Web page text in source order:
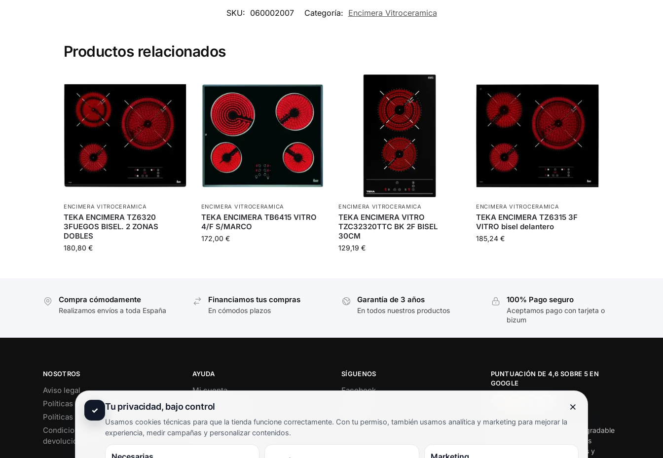
SKU: 060002007 Categoría: Encimera Vitroceramica
Productos relacionados
ENCIMERA VITROCERAMICA
TEKA ENCIMERA TZ6320
3FUEGOS BISEL. 2 ZONAS
DOBLES
180,80 €
ENCIMERA VITROCERAMICA
TEKA ENCIMERA TB6415 VITRO
4/F S/MARCO
172,00 €
ENCIMERA VITROCERAMICA
TEKA ENCIMERA VITRO
TZC32320TTC BK 2F BISEL
30CM
129,19€
ENCIMERA VITROCERAMICA
TEKA ENCIMERA TZ6315 3F
VITRO bisel delantero
185,24€
Compra cómodamente
Realizamos envíos a toda España
Financiamos tus compras
En cómodos plazos
Garantía de 3 años
En todos nuestros productos
100% Pago seguro
Aceptamos pago con tarjeta o
bizum
NOSOTROS
Aviso legal
Políticas de privacidad
Políticas de cookies
Condiciones de envío y
devoluciones
AYUDA
Mi cuenta
Soporte al cliente
Términos y condiciones
Preguntas frecuentes
SÍGUENOS
Facebook
PUNTUACIÓN DE 4,6 SOBRE 5 EN
GOOGLE
★★★★★
«Servicio de calidad y trato agradable
con precios excelentes. Hemos
comprado en varias ocasiones y
✓ Tu privacidad, bajo control ×
Usamos cookies técnicas para que la tienda funcione correctamente. Con tu permiso, también usamos analítica y marketing para mejorar la
experiencia, medir campañas y personalizar contenidos.